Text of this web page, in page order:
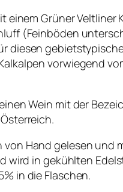
einem Grüner
(Feinböden
diesen
vorwiegend
Wein mit der
von Hand gelesen und
wird in gekühlten
in die Flaschen.